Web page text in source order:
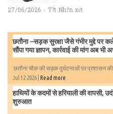
27/06/2026 - T?t Nh?n xét
छतौना --सड़क सुरक्षा जैसे गंभीर मुद्दे पर
सौंपा गया ज्ञापन, कार्रवाई की मांग अब भी
छतौना चौक की सड़क दुर्घटनाओं पर प्रशासन
Jul 12 2026 | Read more
हाथियों के कदमों से हरियाली की वापसी,
शुरुआत